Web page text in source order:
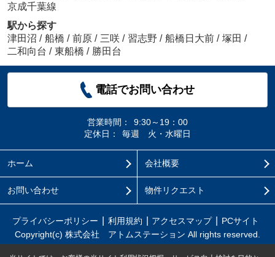
京成千葉線
駅から探す
津田沼 / 船橋 / 前原 / 三咲 / 習志野 / 船橋日大前 / 塚田 /
二和向台 / 東船橋 / 勝田台
電話でお問い合わせ
営業時間：
9:30～19：00
定休日：
毎週 火・水曜日
ホーム 会社概要
お問い合わせ 物件リクエスト
プライバシーポリシー 利用規約 アクセスマップ
PCサイト
Copyright(c) 株式会社 アトムステーション All rights reserved.